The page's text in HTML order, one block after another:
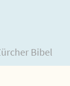
Bibel